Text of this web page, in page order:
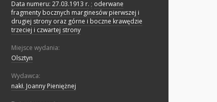
Data numeru: 27.03.1913 r. ; oderwane
fragmenty bocznych marginesów pierwszej i
drugiej strony oraz górne i boczne krawędzie
trzeciej i czwartej strony
Miejsce wydania:
Olsztyn
Wydawca:
nakł. Joanny Pieniężnej